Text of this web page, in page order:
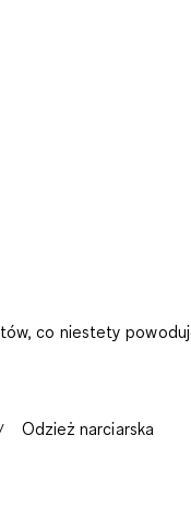
co niestety
Odzież narciarska